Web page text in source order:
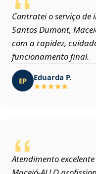
Contratei o serviço de
Santos Dumont,
com a rapidez,
funcionamento final.
EP Eduarda P.
Atendimento